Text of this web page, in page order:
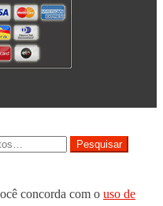
Pesquisar
concorda com o uso de